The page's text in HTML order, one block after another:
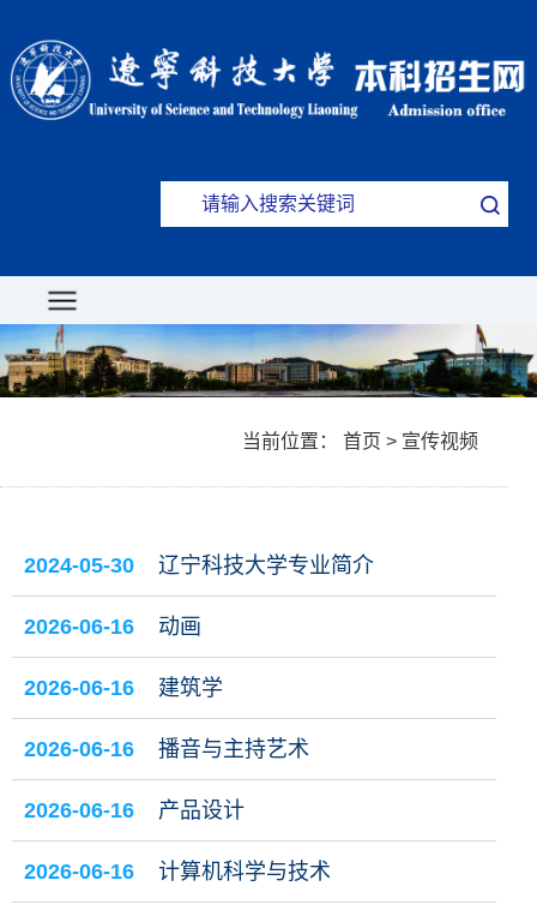
当前位置： 首页 > 宣传视频
2024-05-30 辽宁科技大学专业简介
2026-06-16 动画
2026-06-16 建筑学
2026-06-16 播音与主持艺术
2026-06-16 产品设计
2026-06-16 计算机科学与技术